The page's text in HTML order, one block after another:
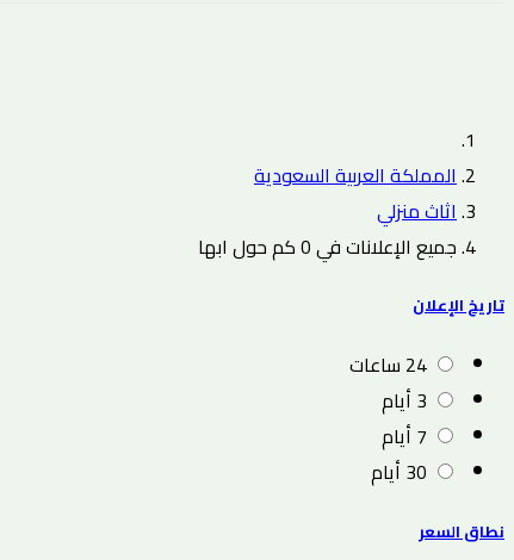
المملكة العربية السعودية
اثاث منزلي
جميع الإعلانات في 0 كم حول ابها
تاريخ الإعلان
24 ساعات
3 أيام
7 أيام
30 أيام
نطاق السعر